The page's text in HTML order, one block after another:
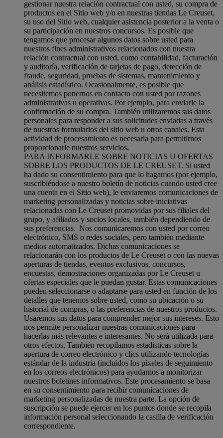
gestionar nuestra relación contractual con usted, su compra de
productos en el Sitio web y/o en nuestras tiendas Le Creuset,
su uso del Sitio web, cualquier asistencia posterior a la venta o
su participación en nuestros concursos. Es posible que
tengamos que procesar algunos datos sobre usted para
nuestros fines administrativos relacionados con nuestra
relación contractual con usted, como contabilidad, facturación
y auditoría, verificación de tarjetas de pago, detección de
fraude, seguridad, pruebas de sistemas, mantenimiento y
análisis estadístico. Ocasionalmente, es posible que
necesitemos ponernos en contacto con usted por razones
administrativas u operativas. Por ejemplo, para enviarle la
confirmación de su compra. También utilizaremos sus datos
personales para responder a sus solicitudes enviadas a través
de nuestros formularios del sitio web u otros canales. Esta
actividad de procesamiento es necesaria para permitirnos
proporcionarle nuestros servicios.
PARA INFORMARLE SOBRE NOTICIAS U OFERTAS
SOBRE LOS PRODUCTOS DE LE CREUSET. Si usted
ha dado su consentimiento para que lo hagamos (por ejemplo,
suscribiéndose a nuestro boletín de noticias cuando usted cree
una cuenta en el Sitio web), le enviaremos comunicaciones de
marketing personalizadas y noticias sobre iniciativas
relacionadas con Le Creuset promovidas por sus filiales del
grupo, y afiliados y socios locales, también dependiendo de
sus preferencias. Nos comunicaremos con usted por correo
electrónico, SMS o redes sociales, pero también mediante
medios automatizados. Dichas comunicaciones se
relacionarán con los productos de Le Creuset o con las nuevas
aperturas de tiendas, eventos exclusivos, concursos,
encuestas, demostraciones organizadas por Le Creuset u
ofertas especiales que le puedan gustar. Estas comunicaciones
pueden seleccionarse o adaptarse para usted en función de los
detalles que tenemos sobre usted, como su ubicación o su
historial de compras, o las preferencias de nuestros productos.
Usaremos sus datos para comprender mejor sus intereses. Esto
nos permite personalizar nuestras comunicaciones para
hacerlas más relevantes e interesantes. No será utilizada para
otros efectos. También recopilamos estadísticas sobre la
apertura de correo electrónico y clics utilizando tecnologías
estándar de la industria (incluidos los píxeles de seguimiento
en los correos electrónicos) para ayudarnos a monitorizar
nuestros boletines informativos. Este procesamiento se basa
en su consentimiento para recibir comunicaciones de
marketing personalizadas de nuestra parte. La opción de
suscripción se puede ejercer en los puntos donde se recopila
información personal seleccionando la casilla de verificación
correspondiente.